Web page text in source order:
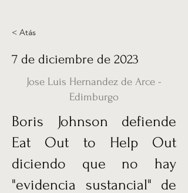
< Atás
7 de diciembre de 2023
Jose Luis Hernandez de Arce -
Edimburgo
Boris Johnson defiende
Eat Out to Help Out
diciendo que no hay
"evidencia sustancial" de